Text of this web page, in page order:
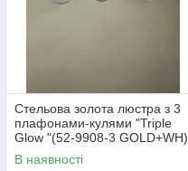
Стельова золота люстра з 3
плафонами-кулями "Triple
Glow "(52-9908-3 GOLD+WH)
В наявності